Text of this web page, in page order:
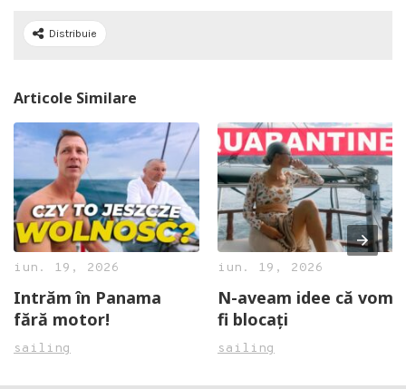
Distribuie
Articole Similare
iun. 19, 2026
Intrăm în Panama
fără motor!
sailing
iun. 19, 2026
N-aveam idee că vom
fi blocați
sailing